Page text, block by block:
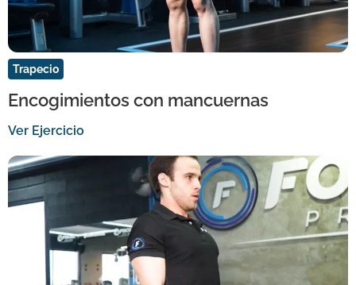
Trapecio
Encogimientos con mancuernas
Ver Ejercicio